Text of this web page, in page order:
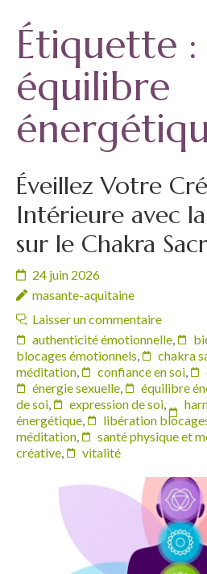
Étiquette :
équilibre
Éveillez Votre
Intérieure avec
sur le Chakra
24 juin 2026
masante-aquitaine
Laisser un commentaire
authenticité émotionnelle,
blocages émotionnels, chakra
méditation, confiance en soi,
énergie sexuelle, équilibre
de soi, expression de soi,
énergétique, libération
méditation, santé physique et
créative, vitalité